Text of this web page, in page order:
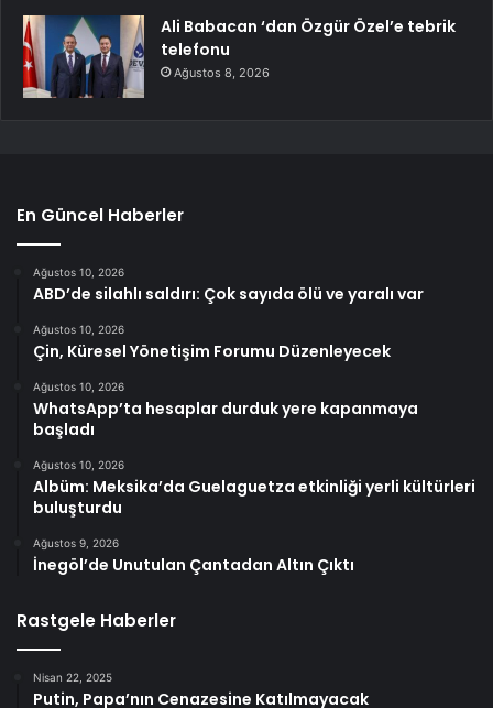
Ali Babacan ‘dan Özgür Özel’e tebrik
telefonu
Ağustos 8, 2026
En Güncel Haberler
Ağustos 10, 2026
ABD’de silahlı saldırı: Çok sayıda ölü ve yaralı var
Ağustos 10, 2026
Çin, Küresel Yönetişim Forumu Düzenleyecek
Ağustos 10, 2026
WhatsApp’ta hesaplar durduk yere kapanmaya
başladı
Ağustos 10, 2026
Albüm: Meksika’da Guelaguetza etkinliği yerli kültürleri
buluşturdu
Ağustos 9, 2026
İnegöl’de Unutulan Çantadan Altın Çıktı
Rastgele Haberler
Nisan 22, 2025
Putin, Papa’nın Cenazesine Katılmayacak